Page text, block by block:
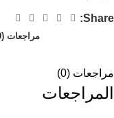
Share:
مراجعات (0)
مراجعات (0)
المراجعات